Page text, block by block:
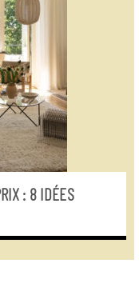
: 8 IDÉES